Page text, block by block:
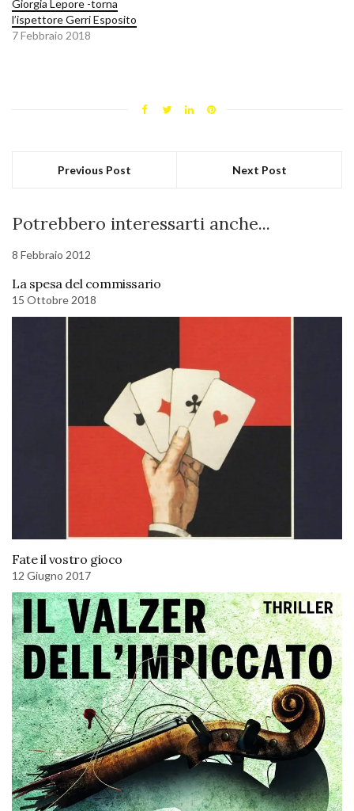
Giorgia Lepore -torna
l’ispettore Gerri Esposito
7 Febbraio 2018
Previous Post Next Post
Potrebbero interessarti anche...
8 Febbraio 2012
La spesa del commissario
15 Ottobre 2018
Fate il vostro gioco
12 Giugno 2017